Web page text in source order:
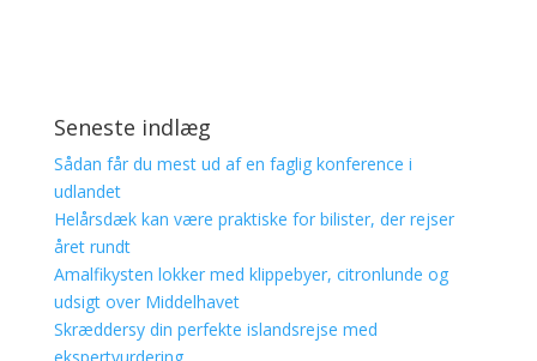
Seneste indlæg
Sådan får du mest ud af en faglig konference i
udlandet
Helårsdæk kan være praktiske for bilister, der rejser
året rundt
Amalfikysten lokker med klippebyer, citronlunde og
udsigt over Middelhavet
Skræddersy din perfekte islandsrejse med